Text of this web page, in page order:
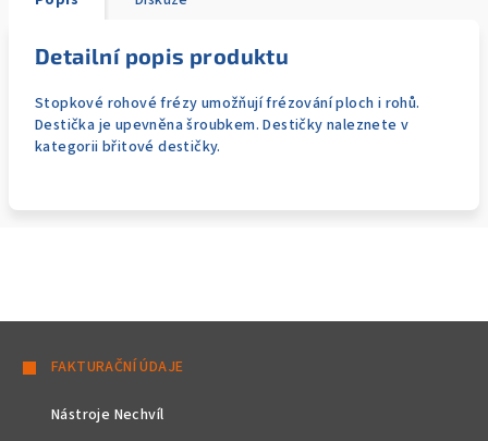
Detailní popis produktu
Stopkové rohové frézy umožňují frézování ploch i rohů.
Destička je upevněna šroubkem. Destičky naleznete v
kategorii břitové destičky.
FAKTURAČNÍ ÚDAJE
Nástroje Nechvíl